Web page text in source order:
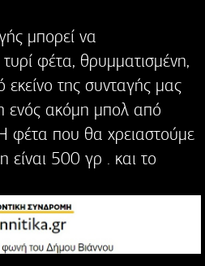
μπορεί να
φέτα, θρυμματισμένη,
της συνταγής μας
ενός ακόμη μπολ από
φέτα που θα χρειαστούμε
είναι 500 γρ . και το